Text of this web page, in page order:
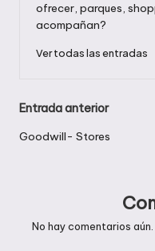
ofrecer, parques,
acompañan?
Ver todas las entradas
Navegación
de
Entrada anterior
Goodwill- Stores
No hay comentarios